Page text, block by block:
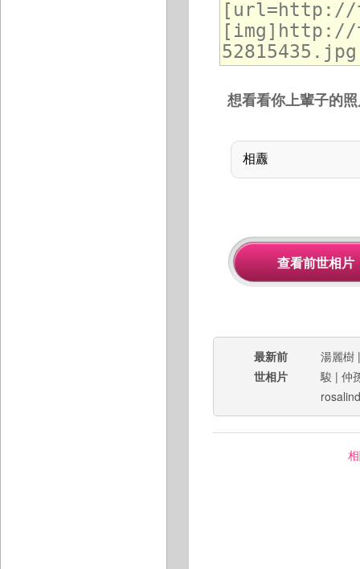
想看看你上輩子的
最新前
世相片
湯麗樹
駿 | 仲